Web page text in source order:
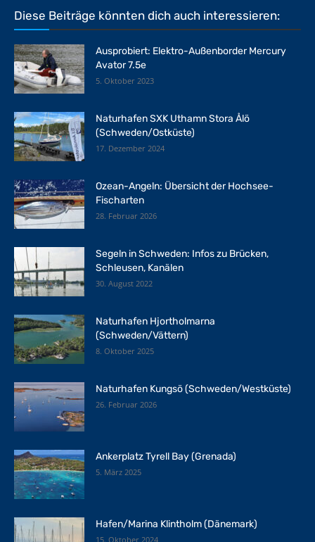
Diese Beiträge könnten dich auch interessieren:
Ausprobiert: Elektro-Außenborder Mercury
Avator 7.5e
5. Oktober 2023
Naturhafen SXK Uthamn Stora Ålö
(Schweden/Ostküste)
17. Dezember 2024
Ozean-Angeln: Übersicht der Hochsee-
Fischarten
28. Februar 2026
Segeln in Schweden: Infos zu Brücken,
Schleusen, Kanälen
30. August 2022
Naturhafen Hjortholmarna
(Schweden/Vättern)
8. Oktober 2025
Naturhafen Kungsö (Schweden/Westküste)
26. Februar 2026
Ankerplatz Tyrell Bay (Grenada)
5. März 2025
Hafen/Marina Klintholm (Dänemark)
15. Oktober 2024